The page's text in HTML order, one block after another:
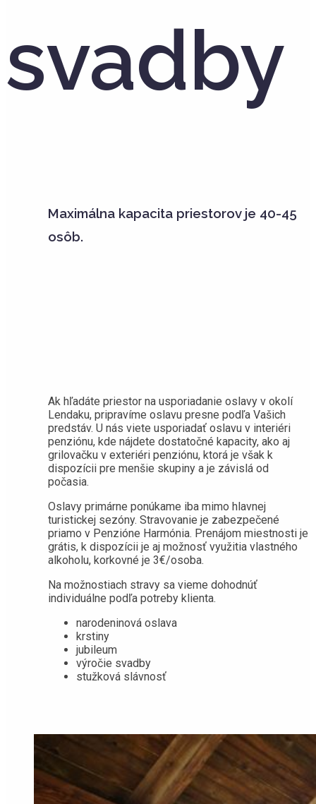
svadby
Maximálna kapacita priestorov je 40-45
osôb.
Ak hľadáte priestor na usporiadanie oslavy v okolí
Lendaku, pripravíme oslavu presne podľa Vašich
predstáv. U nás viete usporiadať oslavu v interiéri
penziónu, kde nájdete dostatočné kapacity, ako aj
grilovačku v exteriéri penziónu, ktorá je však k
dispozícii pre menšie skupiny a je závislá od
počasia.
Oslavy primárne ponúkame iba mimo hlavnej
turistickej sezóny. Stravovanie je zabezpečené
priamo v Penzióne Harmónia. Prenájom miestnosti je
grátis, k dispozícii je aj možnosť využitia vlastného
alkoholu, korkovné je 3€/osoba.
Na možnostiach stravy sa vieme dohodnúť
individuálne podľa potreby klienta.
narodeninová oslava
krstiny
jubileum
výročie svadby
stužková slávnosť